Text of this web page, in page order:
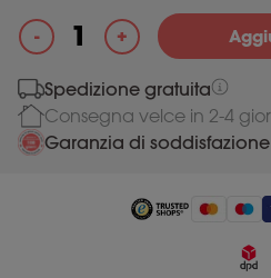
Every month
24.95
Original
22.46
Most chosen
Every 3 months
Spedizione gratuita
Consegna velce in 2-4
Garanzia di
-
Lattasi 2500 quantità
+